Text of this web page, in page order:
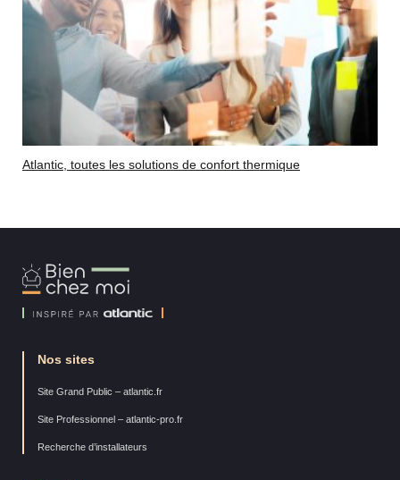
Atlantic, toutes les solutions de confort thermique
Bien
Chez
Nos sites
Site Grand Public – atlantic.fr
Site Professionnel – atlantic-pro.fr
Recherche d’installateurs